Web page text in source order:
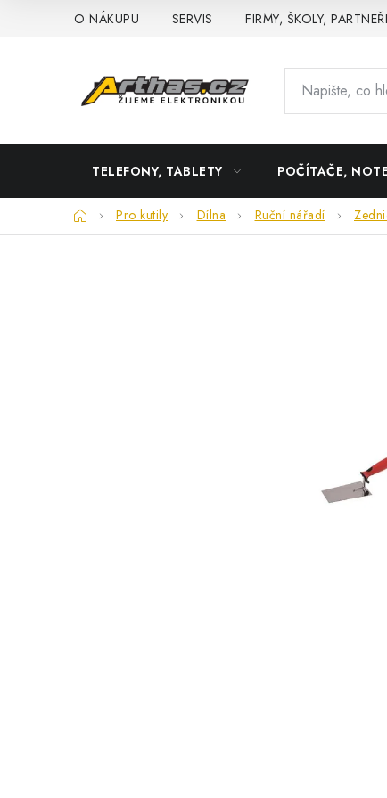
O NÁKUPU SERVIS FIRMY, ŠKOLY, PARTNEŘI
TELEFONY, TABLETY POČÍTAČE,
DomůPro kutily Dílna Ruční nářadí